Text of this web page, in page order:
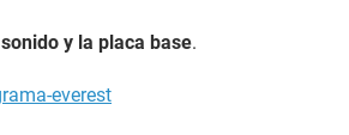
y la placa base.
everest